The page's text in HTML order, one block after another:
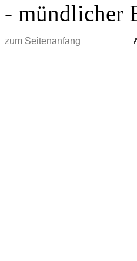
- mündlicher
zum Seitenanfang